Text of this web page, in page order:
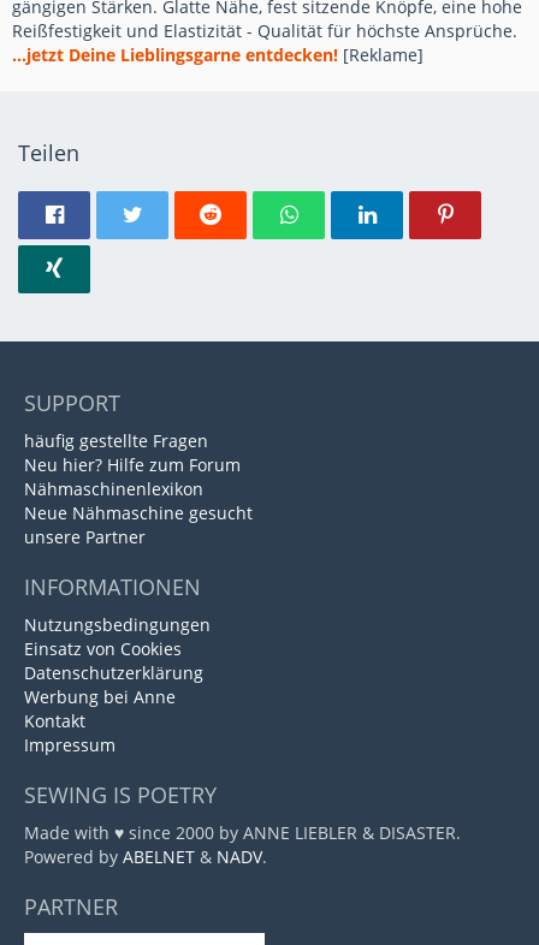
gängigen Stärken. Glatte Nähe, fest sitzende Knöpfe, eine hohe
Reißfestigkeit und Elastizität - Qualität für höchste Ansprüche.
...jetzt Deine Lieblingsgarne entdecken! [Reklame]
Teilen
SUPPORT
häufig gestellte Fragen
Neu hier? Hilfe zum Forum
Nähmaschinenlexikon
Neue Nähmaschine gesucht
unsere Partner
INFORMATIONEN
Nutzungsbedingungen
Einsatz von Cookies
Datenschutzerklärung
Werbung bei Anne
Kontakt
Impressum
SEWING IS POETRY
Made with ♥ since 2000 by ANNE LIEBLER & DISASTER.
Powered by ABELNET & NADV.
PARTNER